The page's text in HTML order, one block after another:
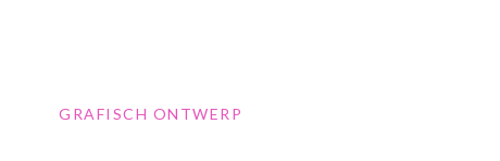
GRAFISCH ONTWERP